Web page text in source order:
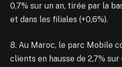
0,7% sur un an, tirée par la
et dans les filiales (+0,6%).
8. Au Maroc, le parc Mobile
clients en hausse de 2,7% sur